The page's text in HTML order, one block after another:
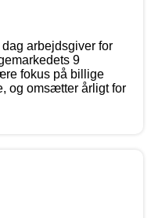
arbejdsgiver for
9
fokus på billige
og omsætter årligt for